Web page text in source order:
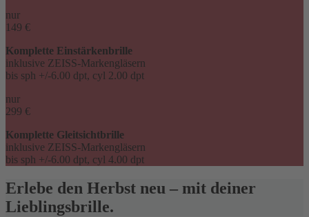
nur
149 €
Komplette Einstärkenbrille
inklusive ZEISS-Markengläsern
bis sph +/-6.00 dpt, cyl 2.00 dpt
nur
299 €
Komplette Gleitsichtbrille
inklusive ZEISS-Markengläsern
bis sph +/-6.00 dpt, cyl 4.00 dpt
Erlebe den Herbst neu – mit deiner
Lieblingsbrille.